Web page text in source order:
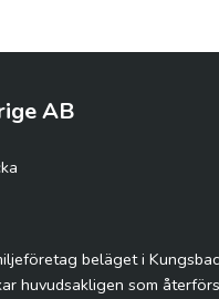
AB
beläget i
huvudsakligen som